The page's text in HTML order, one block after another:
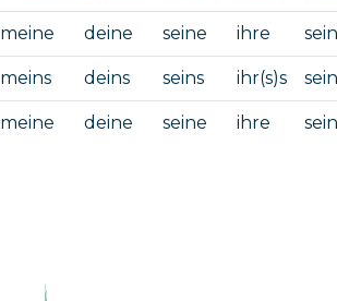
meine deine seine ihre
meins deins seins ihr(s)s
meine deine seine ihre